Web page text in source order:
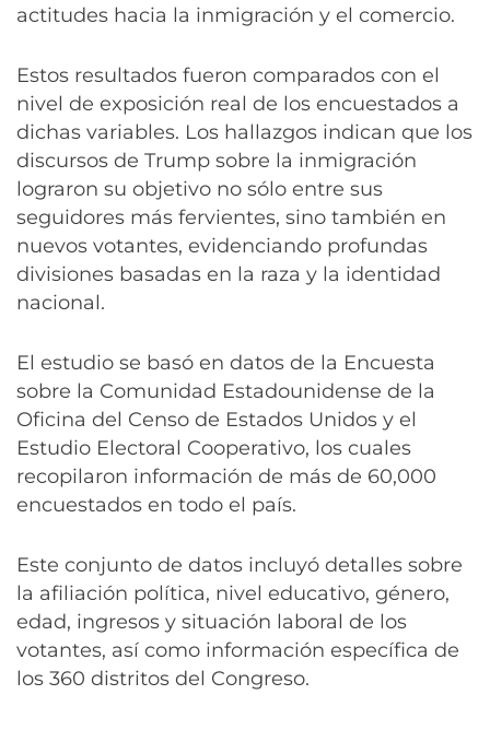
actitudes hacia la inmigración y el comercio.
Estos resultados fueron comparados con el
nivel de exposición real de los encuestados a
dichas variables. Los hallazgos indican que los
discursos de Trump sobre la inmigración
lograron su objetivo no sólo entre sus
seguidores más fervientes, sino también en
nuevos votantes, evidenciando profundas
divisiones basadas en la raza y la identidad
nacional.
El estudio se basó en datos de la Encuesta
sobre la Comunidad Estadounidense de la
Oficina del Censo de Estados Unidos y el
Estudio Electoral Cooperativo, los cuales
recopilaron información de más de 60,000
encuestados en todo el país.
Este conjunto de datos incluyó detalles sobre
la afiliación política, nivel educativo, género,
edad, ingresos y situación laboral de los
votantes, así como información específica de
los 360 distritos del Congreso.